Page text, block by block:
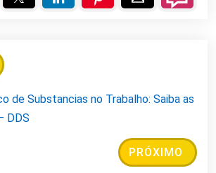
de Substancias no Trabalho: Saiba as
DDS
PRÓXIMO